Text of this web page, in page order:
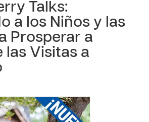
Talks:
a los Niños y las
Prosperar a
las Visitas a